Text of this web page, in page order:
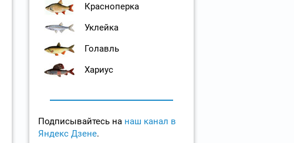
Красноперка
Уклейка
Голавль
Хариус
Подписывайтесь на наш канал в
Яндекс Дзене.